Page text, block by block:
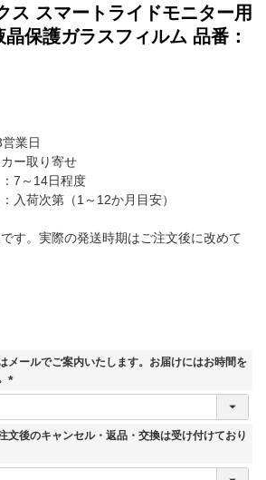
ス スマートライドモニター用
保護ガラスフィルム 品番：
業日
ー取り寄せ
7～14日程度
入荷次第（1～12か月目安）
す。実際の発送時期はご注文後に改めて
メールでご案内いたします。お届けにはお時間を
(
須
文後のキャンセル・返品・交換は受け付けており